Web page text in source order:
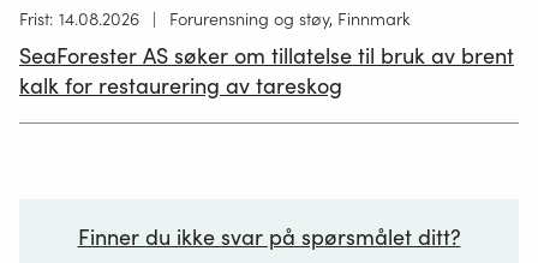
Høring
publisert
19.06.2026
Frist: 14.08.2026 Forurensning og støy, Finnmark
SeaForester AS søker om tillatelse til bruk av brent
kalk for restaurering av tareskog
Finner du ikke svar på spørsmålet ditt?